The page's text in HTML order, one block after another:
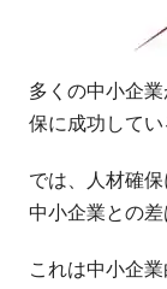
多くの中小企
保に成功して
では、人材確
中小企業との
これは中小企